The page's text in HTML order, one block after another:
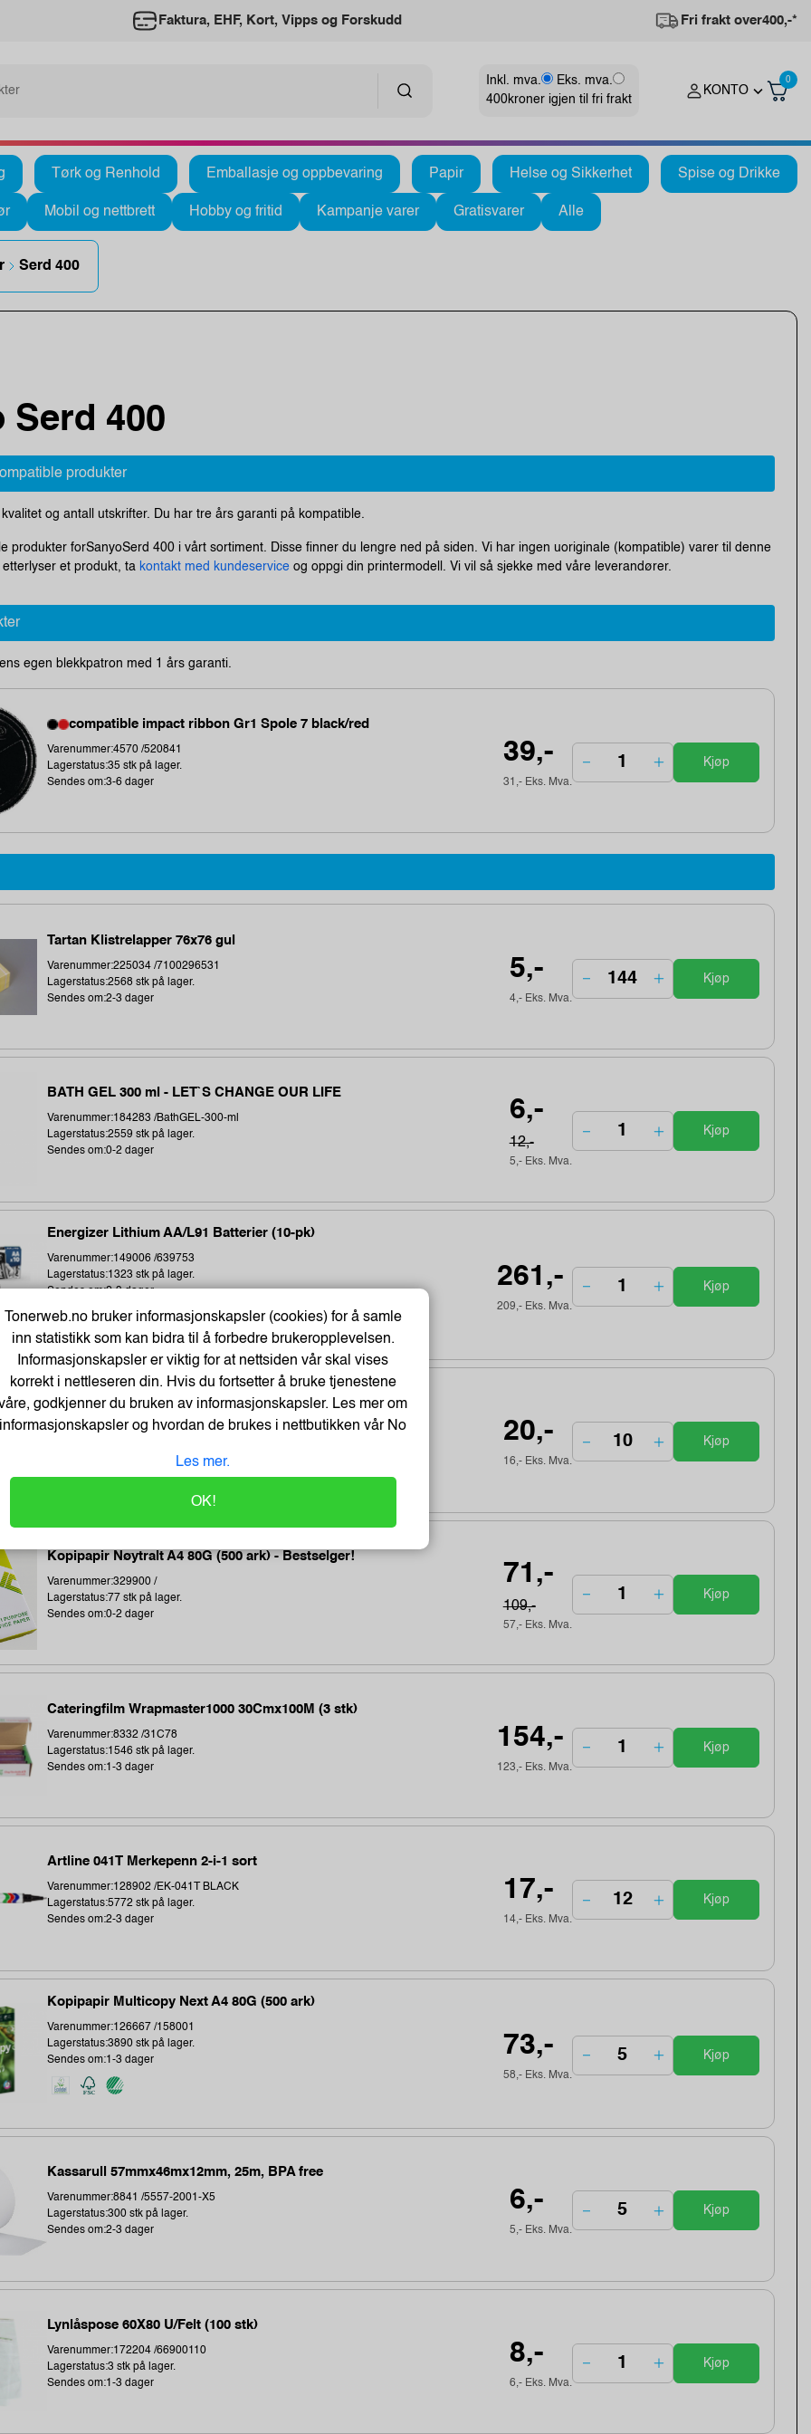
Faktura, EHF, Kort, Vipps og Forskudd Fri frakt over400,-*
Inkl. mva.
Eks. mva.
400kroner igjen til fri frakt
KONTO
0
Tørk og Renhold Emballasje og oppbevaring Papir Helse og Sikkerhet Spise og Drikke
Mobil og nettbrett Hobby og fritid Kampanje varer Gratisvarer Alle
Serd 400
Serd 400
produkter
og antall utskrifter. Du har tre års garanti på kompatible.
produkter forSanyoSerd 400 i vårt sortiment. Disse finner du lengre ned på siden. Vi har ingen uoriginale (kompatible) varer til denne
et produkt, ta kontakt med kundeservice og oppgi din printermodell. Vi vil så sjekke med våre leverandører.
egen blekkpatron med 1 års garanti.
compatible impact ribbon Gr1 Spole 7 black/red
Varenummer:4570 /520841
Lagerstatus:35 stk på lager.
Sendes om:3-6 dager
39,-
31,- Eks. Mva.
Kjøp
Tartan Klistrelapper 76x76 gul
Varenummer:225034 /7100296531
Lagerstatus:2568 stk på lager.
Sendes om:2-3 dager
5,-
4,- Eks. Mva.
Kjøp
BATH GEL 300 ml - LET`S CHANGE OUR LIFE
Varenummer:184283 /BathGEL-300-ml
Lagerstatus:2559 stk på lager.
Sendes om:0-2 dager
6,-
12,-
5,- Eks. Mva.
Kjøp
Energizer Lithium AA/L91 Batterier (10-pk)
Varenummer:149006 /639753
Lagerstatus:1323 stk på lager.
Sendes om:2-3 dager
261,-
209,- Eks. Mva.
Kjøp
Earphones Saver 3.5 mm MiniJack, Black (BULK)
Varenummer:221353 /325-62
20,-
16,- Eks. Mva.
Kjøp
Kopipapir Nøytralt A4 80G (500 ark) - Bestselger!
Varenummer:329900 /
Lagerstatus:77 stk på lager.
Sendes om:0-2 dager
71,-
109,-
57,- Eks. Mva.
Kjøp
Cateringfilm Wrapmaster1000 30Cmx100M (3 stk)
Varenummer:8332 /31C78
Lagerstatus:1546 stk på lager.
Sendes om:1-3 dager
154,-
123,- Eks. Mva.
Kjøp
Artline 041T Merkepenn 2-i-1 sort
Varenummer:128902 /EK-041T BLACK
Lagerstatus:5772 stk på lager.
Sendes om:2-3 dager
17,-
14,- Eks. Mva.
Kjøp
Kopipapir Multicopy Next A4 80G (500 ark)
Varenummer:126667 /158001
Lagerstatus:3890 stk på lager.
Sendes om:1-3 dager
73,-
58,- Eks. Mva.
Kjøp
Kassarull 57mmx46mx12mm, 25m, BPA free
Varenummer:8841 /5557-2001-X5
Lagerstatus:300 stk på lager.
Sendes om:2-3 dager
6,-
5,- Eks. Mva.
Kjøp
Lynlåspose 60X80 U/Felt (100 stk)
Varenummer:172204 /66900110
Lagerstatus:3 stk på lager.
Sendes om:1-3 dager
8,-
6,- Eks. Mva.
Kjøp
Tonerweb.no bruker informasjonskapsler (cookies) for å samle
inn statistikk som kan bidra til å forbedre brukeropplevelsen.
Informasjonskapsler er viktig for at nettsiden vår skal vises
korrekt i nettleseren din. Hvis du fortsetter å bruke tjenestene
godkjenner du bruken av informasjonskapsler. Les mer om
informasjonskapsler og hvordan de brukes i nettbutikken vårNo
Les mer.
OK!